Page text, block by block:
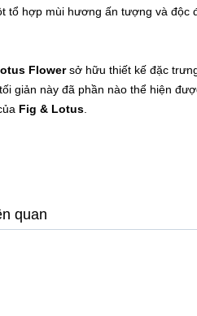
tổ hợp mùi hương ấn tượng và độc
Flowersở hữu thiết kế đặc
giản này đã phần nào thể hiện
Fig & Lotus
quan